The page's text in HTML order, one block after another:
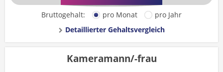
Bruttogehalt: pro Monat
pro Jahr
Detaillierter Gehaltsvergleich
Kameramann/-frau